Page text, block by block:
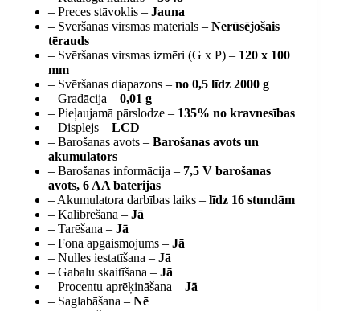
– Preces stāvoklis – Jauna
– Svēršanas virsmas materiāls – Nerūsējošais
tērauds
– Svēršanas virsmas izmēri (G x P) – 120 x 100
mm
– Svēršanas diapazons – no 0,5 līdz 2000 g
– Gradācija – 0,01 g
– Pieļaujamā pārslodze – 135% no kravnesības
– Displejs – LCD
– Barošanas avots – Barošanas avots un
akumulators
– Barošanas informācija – 7,5 V barošanas
avots, 6 AA baterijas
– Akumulatora darbības laiks – līdz 16 stundām
– Kalibrēšana – Jā
– Tarēšana – Jā
– Fona apgaismojums – Jā
– Nulles iestatīšana – Jā
– Gabalu skaitīšana – Jā
– Procentu aprēķināšana – Jā
– Saglabāšana – Nē